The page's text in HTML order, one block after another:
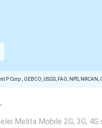
P Corp., GEBCO, USGS, FAO, NPS,
Melita Mobile 2G, 3G, 4G